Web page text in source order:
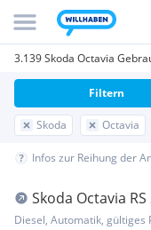
3.139 Skoda Octavia
Skoda Octavia
Filtern
Infos zur Reihung der
Skoda Octavia
GARANTIE ...
Diesel, Automatik, gültiges